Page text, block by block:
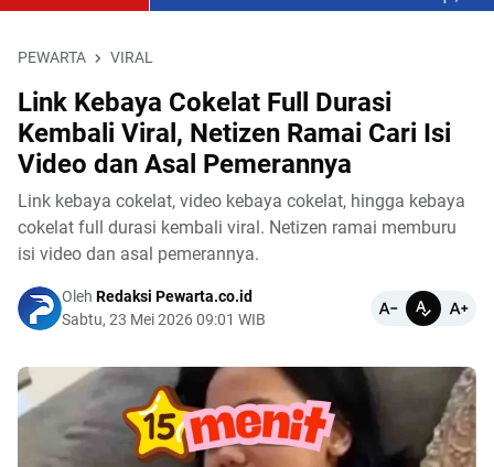
PEWARTA VIRAL
Link Kebaya Cokelat Full Durasi
Kembali Viral, Netizen Ramai Cari Isi
Video dan Asal Pemerannya
Link kebaya cokelat, video kebaya cokelat, hingga kebaya
cokelat full durasi kembali viral. Netizen ramai memburu
isi video dan asal pemerannya.
Oleh Redaksi Pewarta.co.id
Sabtu, 23 Mei 2026 09:01 WIB